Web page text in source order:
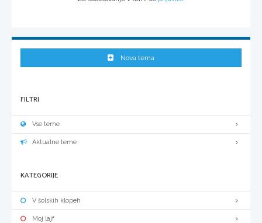
Nova tema
FILTRI
Vse teme
Aktualne teme
KATEGORIJE
V šolskih klopeh
Moj lajf